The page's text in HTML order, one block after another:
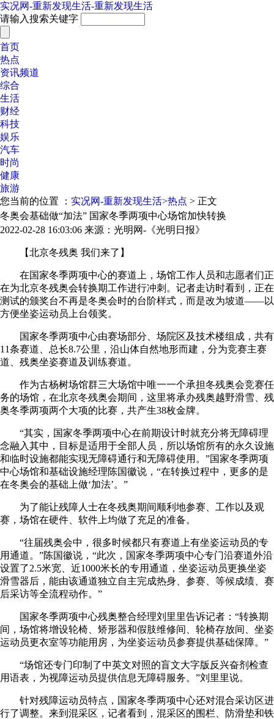
实况网-重新发现生活-重新发现生活
请输入搜索关键字
首页
热点
资讯频道
综合
生活
财经
科技
娱乐
汽车
时尚
健康
旅游
您当前的位置 ： 实况网-重新发现生活>热点 > 正文
冬奥会基础做“加法” 国家冬季两项中心场馆加快转换
2022-02-28 16:03:06 来源：光明网-《光明日报》
【北京冬残奥 我们来了】
在国家冬季两项中心的赛道上，场馆工作人员和志愿者们正
在为北京冬残奥会转换期工作进行冲刺。记者走访时看到，正在
测试的颁奖台不再是冬奥会时的台阶样式，而是改为坡道——以
方便坐姿运动员上台领奖。
国家冬季两项中心由赛场部分、场院区及技术楼组成，共有
11条赛道、总长8.7公里，沿山体自然地形而建，分为竞赛主赛
道、残奥坐姿赛道及训练赛道。
作为古杨树场馆群三大场馆中唯一一个承担冬残奥会竞赛任
务的场馆，在北京冬残奥会期间，这里将承办残奥越野滑雪、残
奥冬季两项两个大项的比赛，共产生38枚金牌。
“其实，国家冬季两项中心在前期设计时就充分将无障碍理
念融入其中，目标是适用于全部人员，所以场馆所有的永久设施
和临时设施都能实现无障碍通行和无障碍使用。”国家冬季两项
中心场馆和基础设施经理陈国徽说，“在转换过程中，更多的是
在冬奥会的基础上做‘加法’。”
为了能让残障人士在冬残奥期间顺利地参赛、工作以及观
赛，场馆在硬件、软件上均做了充足的准备。
“往届残奥会中，很多时候都只有赛道上有坐姿运动员的专
用通道。”陈国徽说，“此次，国家冬季两项中心专门沿赛道外沿
设置了2.5米宽、近1000米长的专用通道，坐姿运动员更换坐姿
滑雪器后，能由该通道独立自主完成热身、参赛、等候成绩、赛
后采访等全流程动作。”
国家冬季两项中心残奥整合经理刘里里告诉记者：“转换期
间，场馆将增设轮椅、矫形器和假肢维修间、轮椅存放间、坐姿
运动员更衣室等功能用房，为坐姿运动员参赛提供基础保障。”
“场馆还专门印制了中英文对照的盲文大字版反兴奋剂检查
用语表，为视障运动员提供信息无障碍服务。”刘里里说。
针对残障运动员特点，国家冬季两项中心还对混合采访区进
行了调整。来到混采区，记者看到，混采区的围栏、防滑垫和铁